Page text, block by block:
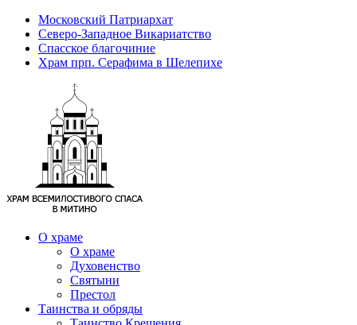
Московский Патриархат
Северо-Западное Викариатство
Спасское благочиние
Храм прп. Серафима в Шелепихе
О храме
О храме
Духовенство
Святыни
Престол
Таинства и обряды